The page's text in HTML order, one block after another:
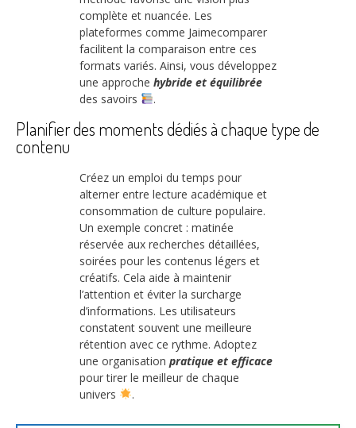
complète et nuancée. Les
plateformes comme Jaimecomparer
facilitent la comparaison entre ces
formats variés. Ainsi, vous développez
une approche hybride et équilibrée
des savoirs
.
Planifier des moments dédiés à chaque type de
contenu
Créez un emploi du temps pour
alterner entre lecture académique et
consommation de culture populaire.
Un exemple concret : matinée
réservée aux recherches détaillées,
soirées pour les contenus légers et
créatifs. Cela aide à maintenir
l’attention et éviter la surcharge
d’informations. Les utilisateurs
constatent souvent une meilleure
rétention avec ce rythme. Adoptez
une organisation pratique et efficace
pour tirer le meilleur de chaque
univers
.